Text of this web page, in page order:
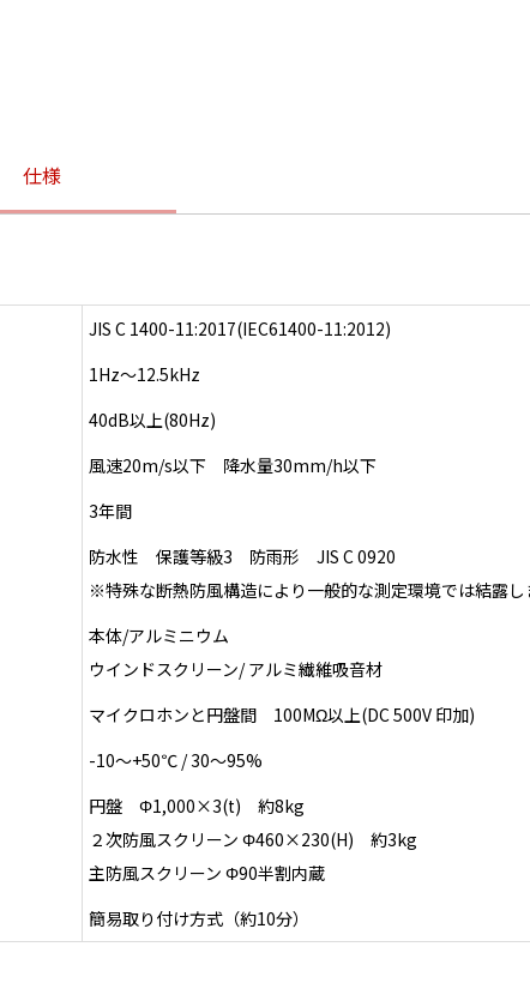
仕様
JIS C 1400-11:2017(IEC61400-11:2012)
1Hz～12.5kHz
40dB以上(80Hz)
風速20m/s以下 降水量30mm/h以下
3年間
防水性 保護等級3 防雨形 JIS C 0920
※特殊な断熱防風構造により一般的な測定環境では結露し
本体/アルミニウム
ウインドスクリーン/ アルミ繊維吸音材
マイクロホンと円盤間 100MΩ以上(DC 500V 印加)
-10～+50℃ / 30～95%
円盤 Φ1,000×3(t) 約8kg
２次防風スクリーン Φ460×230(H) 約3kg
主防風スクリーン Φ90半割内蔵
簡易取り付け方式（約10分）